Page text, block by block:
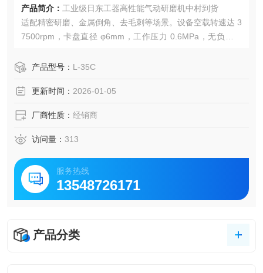
产品简介： 工业级日东工器高性能气动研磨机中村到货
适配精密研磨、金属倒角、去毛刺等场景。设备空载转速达 3
7500rpm，卡盘直径 φ6mm，工作压力 0.6MPa，无负荷耗
mm，后排气设计搭配高效消音器，锁杆式开关防误触，支持
精密工艺保障耐用性。​
产品型号： L-35C
更新时间： 2026-01-05
厂商性质： 经销商
访问量： 313
服务热线
13548726171
产品分类